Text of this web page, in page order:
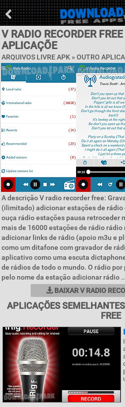
V RADIO RECORDER
APLICAÇÕE
ARQUIVOS LIVRE APK » OUTRO
A descrição V radio recorder free:
(ilimitado) adicionar estações de
ouça rádio estações pausa retroceder
mais de 16000 estações de rádio
adicionar links de rádio (apoio m3u e
como um ditafone com gravador de
aplicativo como uma escuta
de rádios de todo o mundo. O rádio
pelo nome da estação adicionar rádio ..
BAIXAR V RADIO
APLICAÇÕES
FREE